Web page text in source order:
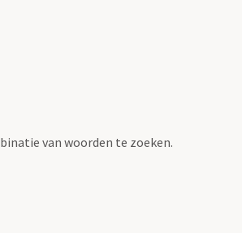
van woorden te zoeken.